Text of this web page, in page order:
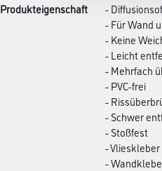
Produkteigenschaft
-
- Für Wand
- Keine
- Leicht
- Mehrfach
- PVC-frei
-
- Schwer
- Stoßfest
- Vlieskleber
-